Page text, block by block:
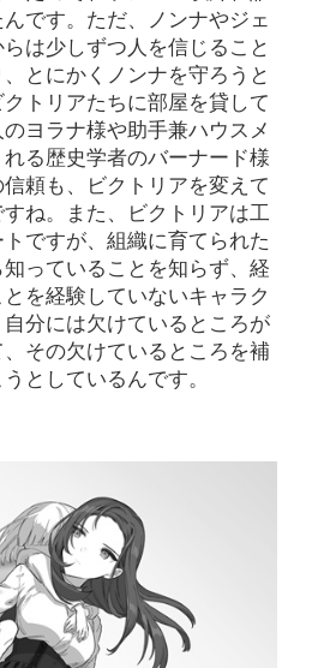
です。ただ、ノンナやジェ
は少しずつ人を信じること
とにかくノンナを守ろうと
トリアたちに部屋を貸して
ヨラナ様や助手兼ハウスメ
る歴史学者のバーナード様
頼も、ビクトリアを変えて
ね。また、ビクトリアは工
ですが、組織に育てられた
っていることを知らず、経
を経験していないキャラク
分には欠けているところが
その欠けているところを補
としているんです。